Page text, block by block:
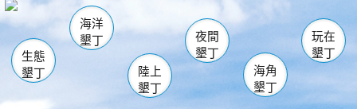
南仁湖
海生館
恆春 佳樂水
龍鑾潭自然中心 森林遊樂區
瓊麻館
關山 墾管處遊客中心
社頂公園 風吹沙
船帆石
白砂 龍磐公園
香蕉灣
砂島
鵝鑾鼻
生態
墾丁
海洋
墾丁
陸上
墾丁
夜間
墾丁
海角
墾丁
玩在
墾丁